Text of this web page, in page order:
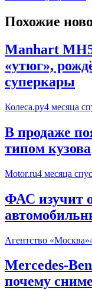
Похожие
Manhart
«утюг»,
суперкары
Колеса.ру4 месяца
В продаже
типом кузова
Motor.ru4 месяца
ФАС изучит
Агентство «Москва»
Mercedes-
почему